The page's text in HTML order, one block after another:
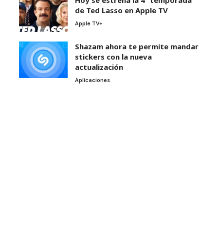
de Ted Lasso en Apple TV
Apple TV+
Shazam ahora te permite mandar
stickers con la nueva
actualización
Aplicaciones